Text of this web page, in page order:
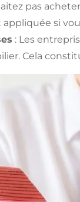
pas
si
: Les
Cela